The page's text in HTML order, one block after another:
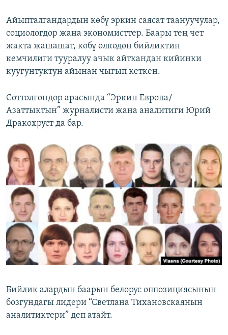
Айыпталгандардын көбү эркин саясат таануучулар,
социологдор жана экономисттер. Баары тең чет
жакта жашашат, көбү өлкөдөн бийликтин
кемчилиги тууралуу ачык айткандан кийинки
куугунтуктун айынан чыгып кеткен.
Соттолгондор арасында “Эркин Европа/
Азаттыктын” журналисти жана аналитиги Юрий
Дракохруст да бар.
Бийлик алардын баарын белорус оппозициясынын
бозгундагы лидери “Светлана Тихановскаянын
аналитиктери” деп атайт.